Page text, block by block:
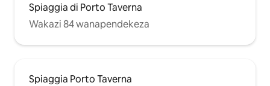
Spiaggia di Porto Taverna
Wakazi 84 wanapendekeza
Spiaggia Porto Taverna